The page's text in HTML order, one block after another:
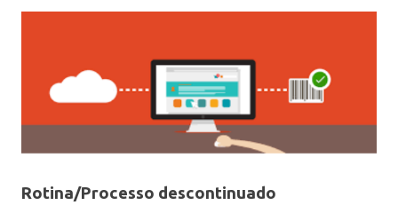
Rotina/Processo descontinuado